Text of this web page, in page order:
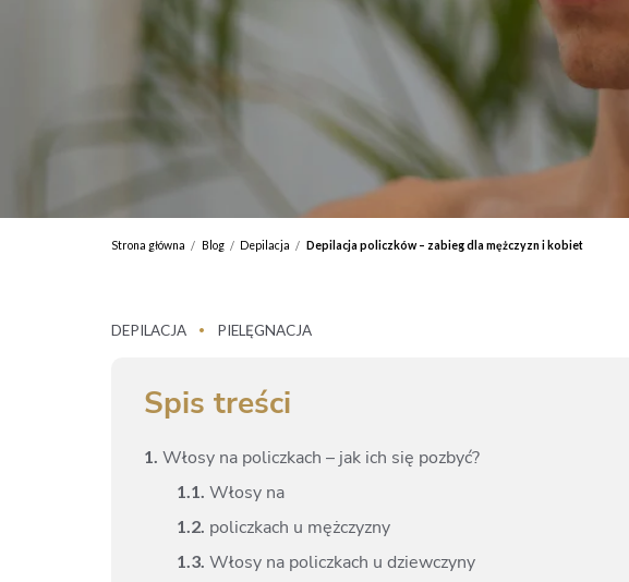
JAK DZIAŁA
TECHNOLOGIA
Który laser do
Ranking 2026
Elektrostymulacja
zabiegu
Endermologia –
Laser
Strona główna / Blog / Depilacja / Depilacja policzków – zabieg dla mężczyzn i kobiet
DEPILACJA • PIELĘGNACJA
Spis treści
1. Włosy na policzkach – jak ich się pozbyć?
1. 1. Włosy na
1. 2. policzkach u mężczyzny
1. 3. Włosy na policzkach u dziewczyny